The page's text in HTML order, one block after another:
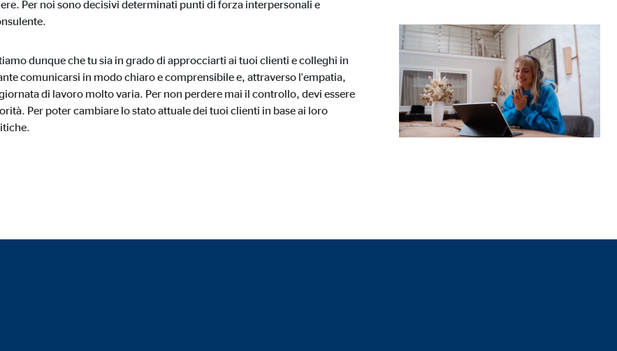
Per noi sono decisivi determinati punti di forza interpersonali e
dunque che tu sia in grado di approcciarti ai tuoi clienti e colleghi in
comunicarsi in modo chiaro e comprensibile e, attraverso l'empatia,
di lavoro molto varia. Per non perdere mai il controllo, devi essere
Per poter cambiare lo stato attuale dei tuoi clienti in base ai loro
per impostazione predefinita.Se vengono accettati i cookie da media esterni, l'accesso a
manuale.